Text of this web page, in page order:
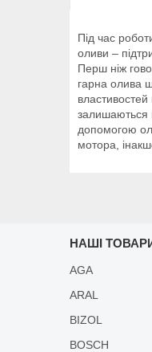
Під час
оливи –
Перш ніж
гарна олива
залишаються
допомогою
мотора,
НАШІ
AGA
ARAL
BIZOL
BOSCH